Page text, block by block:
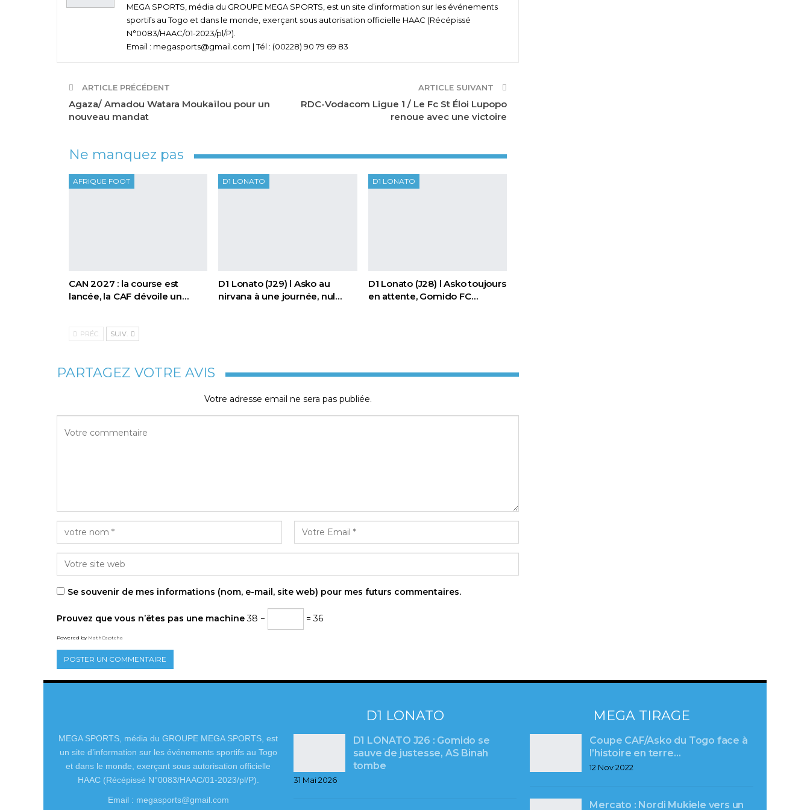
MEGA SPORTS, média du GROUPE MEGA SPORTS, est un site d’information sur les événements
sportifs au Togo et dans le monde, exerçant sous autorisation officielle HAAC (Récépissé
N°0083/HAAC/01-2023/pl/P).
Email : megasports@gmail.com | Tél : (00228) 90 79 69 83
ARTICLE PRÉCÉDENT
Agaza/ Amadou Watara Moukaïlou pour un
nouveau mandat
ARTICLE SUIVANT
RDC-Vodacom Ligue 1 / Le Fc St Éloi Lupopo
renoue avec une victoire
Ne manquez pas
AFRIQUE FOOT
CAN 2027 : la course est
lancée, la CAF dévoile un…
D1 LONATO
D1 Lonato (J29) l Asko au
nirvana à une journée, nul…
D1 LONATO
D1 Lonato (J28) l Asko toujours
en attente, Gomido FC…
PRÉC. SUIV.
PARTAGEZ VOTRE AVIS
Votre adresse email ne sera pas publiée.
Se souvenir de mes informations (nom, e-mail, site web) pour mes futurs commentaires.
Prouvez que vous n’êtes pas une machine 38 − = 36
Powered by MathCaptcha
MEGA SPORTS, média du GROUPE MEGA SPORTS, est
un site d’information sur les événements sportifs au Togo
et dans le monde, exerçant sous autorisation officielle
HAAC (Récépissé N°0083/HAAC/01-2023/pl/P).
Email : megasports@gmail.com
D1 LONATO
D1 LONATO J26 : Gomido se
sauve de justesse, AS Binah
tombe
31 Mai 2026
MEGA TIRAGE
Coupe CAF/Asko du Togo face à
l’histoire en terre…
12 Nov 2022
Mercato : Nordi Mukiele vers un